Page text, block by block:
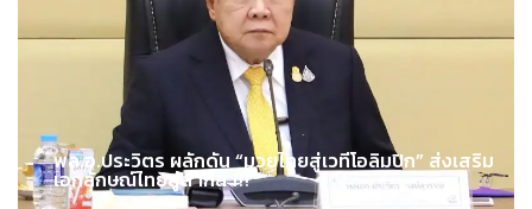
พล.อ.ประวิตร ผลักดัน “มวยไทยสู่เวทีโอลิมปิก” ส่งเสริม
เอกลักษณ์ไทยสู่สากล !!!